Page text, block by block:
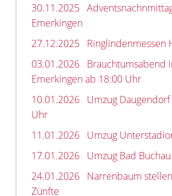
30.11.2025
Emerkingen
27.12.2025
Ringlindenmessen
03.01.2026
Brauchtumsabend
Emerkingen ab 18:00 Uhr
10.01.2026
Umzug
Uhr
11.01.2026
Umzug
17.01.2026
Umzug Bad
24.01.2026
Narrenbaum
Zünfte